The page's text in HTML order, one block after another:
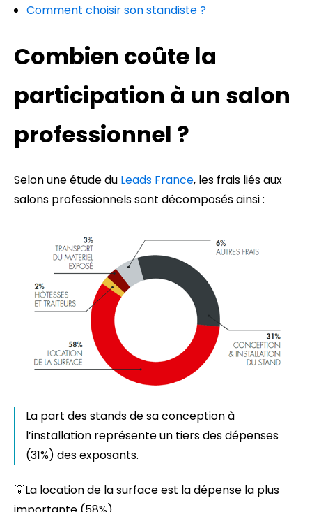
Comment choisir son standiste ?
Combien coûte la
participation à un salon
professionnel ?
Selon une étude du Leads France, les frais liés aux
salons professionnels sont décomposés ainsi :
La part des stands de sa conception à
l’installation représente un tiers des dépenses
(31%) des exposants.
💡La location de la surface est la dépense la plus